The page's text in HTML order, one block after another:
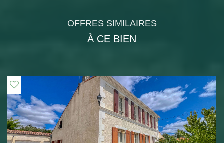
OFFRES SIMILAIRES
À CE BIEN